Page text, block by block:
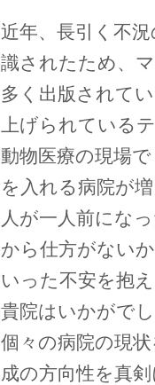
近年、長引く不
識されたため、
多く出版されて
上げられている
動物医療の現場
を入れる病院が
人が一人前にな
から仕方がない
いった不安を抱
貴院はいかがで
個々の病院の現
成の方向性を真